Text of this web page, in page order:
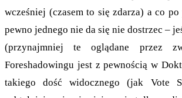
wcześniej (czasem to się zdarza) a co po
pewno jednego nie da się nie dostrzec –
(przynajmniej te oglądane przez
Foreshadowingu jest z pewnością w
takiego dość widocznego (jak Vote